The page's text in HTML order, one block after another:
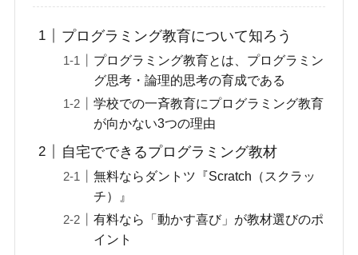
プログラミング教育について知ろう
プログラミング教育とは、プログラミン
グ思考・論理的思考の育成である
学校での一斉教育にプログラミング教育
が向かない3つの理由
自宅でできるプログラミング教材
無料ならダントツ『Scratch（スクラッ
チ）』
有料なら「動かす喜び」が教材選びのポ
イント